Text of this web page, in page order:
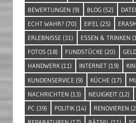
BEWERTUNGEN (9) BLOG (52)
ECHT WAHR? (70) EIFEL (25)
ERLEBNISSE (31) ESSEN & TRINKEN
FOTOS (18) FUNDSTÜCKE (20)
HANDWERK (11) INTERNET (19)
KUNDENSERVICE (9) KÜCHE (17)
NACHRICHTEN (13) NEUIGKEIT (12)
PC (39) POLITIK (14) RENOVIEREN